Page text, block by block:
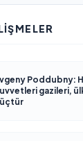
Poddubny:
gazileri,